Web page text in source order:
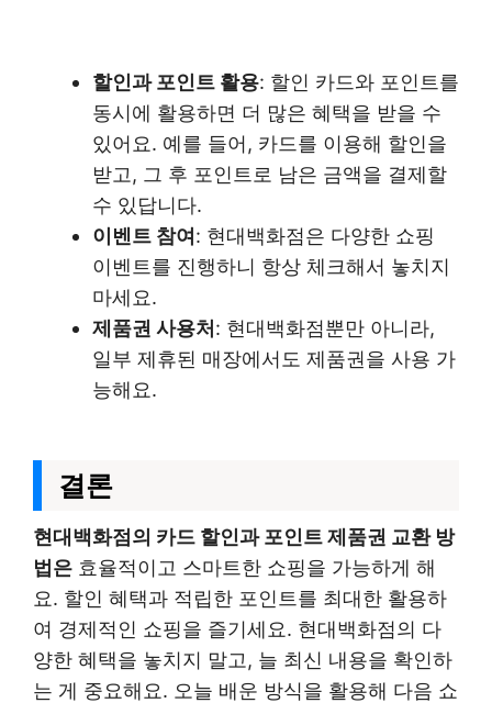
할인과 포인트 활용: 할인 카드와 포인트를
동시에 활용하면 더 많은 혜택을 받을 수
있어요. 예를 들어, 카드를 이용해 할인을
받고, 그 후 포인트로 남은 금액을 결제할
수 있답니다.
이벤트 참여 : 현대백화점은 다양한 쇼핑
이벤트를 진행하니 항상 체크해서 놓치지
마세요.
제품권 사용처 : 현대백화점뿐만 아니라,
일부 제휴된 매장에서도 제품권을 사용 가
능해요.
결론
현대백화점의 카드 할인과 포인트 제품권 교환 방
법은 효율적이고 스마트한 쇼핑을 가능하게 해
요. 할인 혜택과 적립한 포인트를 최대한 활용하
여 경제적인 쇼핑을 즐기세요. 현대백화점의 다
양한 혜택을 놓치지 말고, 늘 최신 내용을 확인하
는 게 중요해요. 오늘 배운 방식을 활용해 다음 쇼